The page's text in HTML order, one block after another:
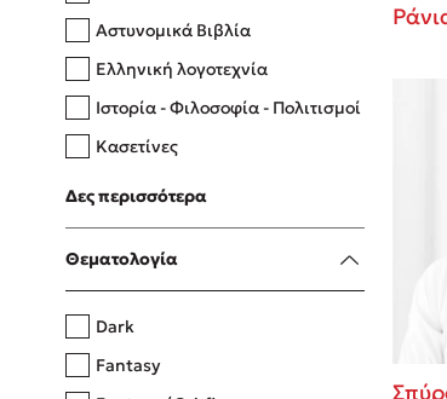
Δανάη Δεληγεώργη
Πάνω, κάτω, μπροστά, πίσω
Η μέθοδος Αφήστε τους
Αστυνομικά Βιβλία
Ελληνική λογοτεχνία
Ιστορία - Φιλοσοφία - Πολιτισμοί
Κασετίνες
Λευκώματα - Έγχρωμοι οδηγοί
Μαγειρική
Δες περισσότερα
Θεματολογία
Dark
Fantasy